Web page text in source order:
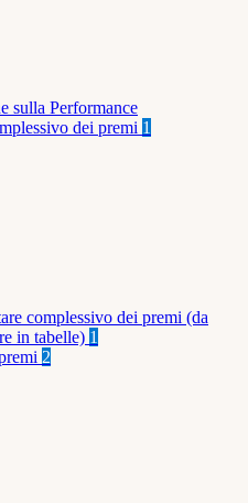
sulla Performance
dei premi 1
complessivo dei premi (da
in tabelle) 1
2